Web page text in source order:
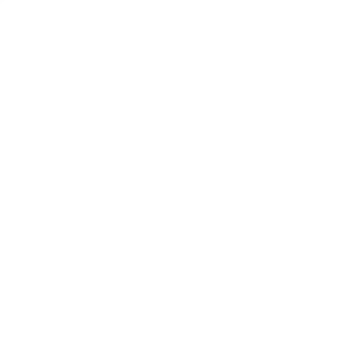
de confidentialité, en garantissant la conformité avec